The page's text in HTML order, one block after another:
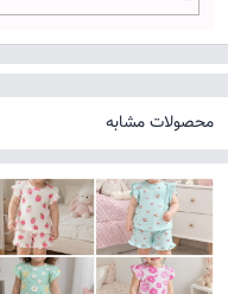
محصولات مشابه